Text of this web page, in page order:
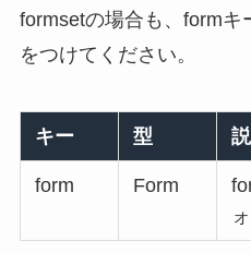
formsetの場合も、formキ
をつけてください。
キー 型
form Form